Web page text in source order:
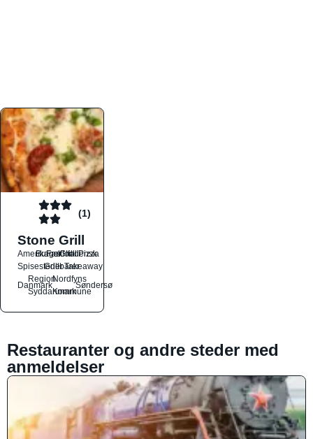
(1)
Stone Grill
Amerikansk
Burger
Fastfood
Grill
Italiensk
Pizza
SpisestederGrillbarerTakeaway
Danmark
Region
Syddanmark
Nordfyns
Kommune
Søndersø
Restauranter og andre steder med
anmeldelser